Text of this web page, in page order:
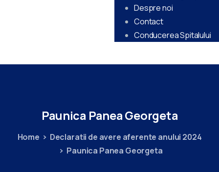
Despre noi
Contact
Conducerea Spitalului
Paunica PaneaGeorgeta
Home
Declaratii de avere aferente anului 2024
Paunica Panea Georgeta